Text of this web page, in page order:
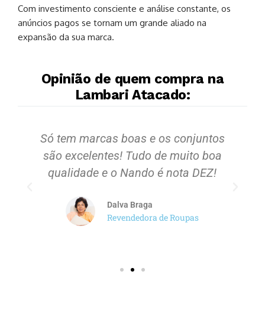
Com investimento consciente e análise constante, os
anúncios pagos se tornam um grande aliado na
expansão da sua marca.
Opinião de quem compra na
Lambari Atacado:
Só tem marcas boas e os conjuntos
são excelentes! Tudo de muito boa
qualidade e o Nando é nota DEZ!
Dalva Braga
Revendedora de Roupas